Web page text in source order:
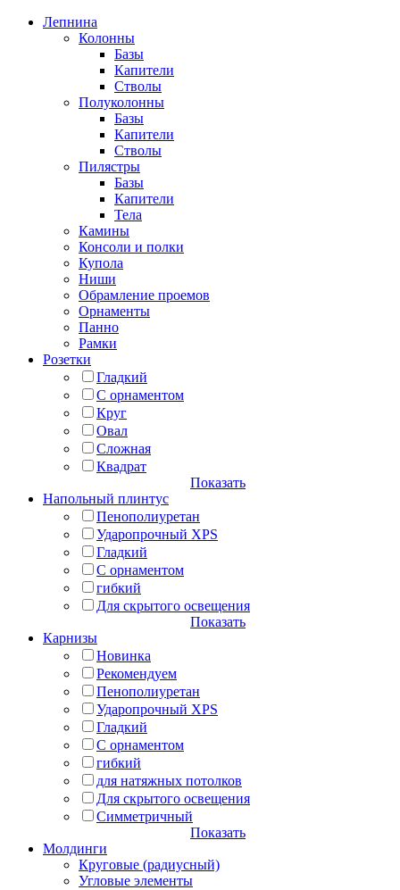
Лепнина
Колонны
Базы
Капители
Стволы
Полуколонны
Базы
Капители
Стволы
Пилястры
Базы
Капители
Тела
Камины
Консоли и полки
Купола
Ниши
Обрамление проемов
Орнаменты
Панно
Рамки
Розетки
Гладкий
С орнаментом
Круг
Овал
Сложная
Квадрат
Показать
Напольный плинтус
Пенополиуретан
Ударопрочный XPS
Гладкий
С орнаментом
гибкий
Для скрытого освещения
Показать
Карнизы
Новинка
Рекомендуем
Пенополиуретан
Ударопрочный XPS
Гладкий
С орнаментом
гибкий
для натяжных потолков
Для скрытого освещения
Симметричный
Показать
Молдинги
Круговые (радиусный)
Угловые элементы